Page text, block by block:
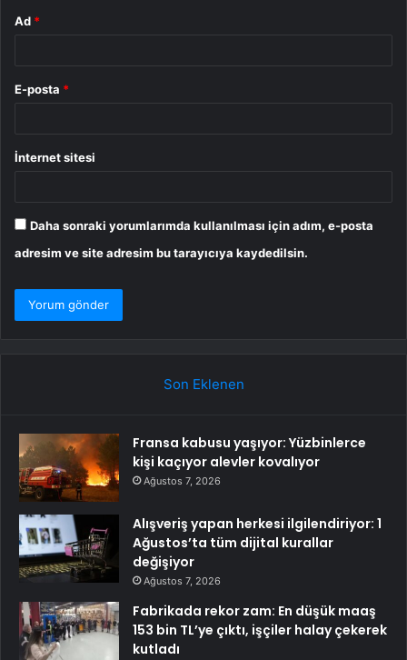
Ad *
E-posta *
İnternet sitesi
Daha sonraki yorumlarımda kullanılması için adım, e-posta
adresim ve site adresim bu tarayıcıya kaydedilsin.
Son Eklenen
Fransa kabusu yaşıyor: Yüzbinlerce
kişi kaçıyor alevler kovalıyor
Ağustos 7, 2026
Alışveriş yapan herkesi ilgilendiriyor: 1
Ağustos’ta tüm dijital kurallar
değişiyor
Ağustos 7, 2026
Fabrikada rekor zam: En düşük maaş
153 bin TL’ye çıktı, işçiler halay çekerek
kutladı